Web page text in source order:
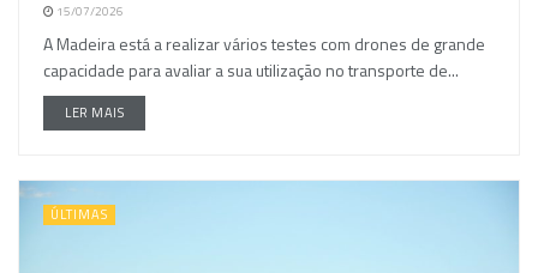
15/07/2026
A Madeira está a realizar vários testes com drones de grande
capacidade para avaliar a sua utilização no transporte de...
LER MAIS
ÚLTIMAS